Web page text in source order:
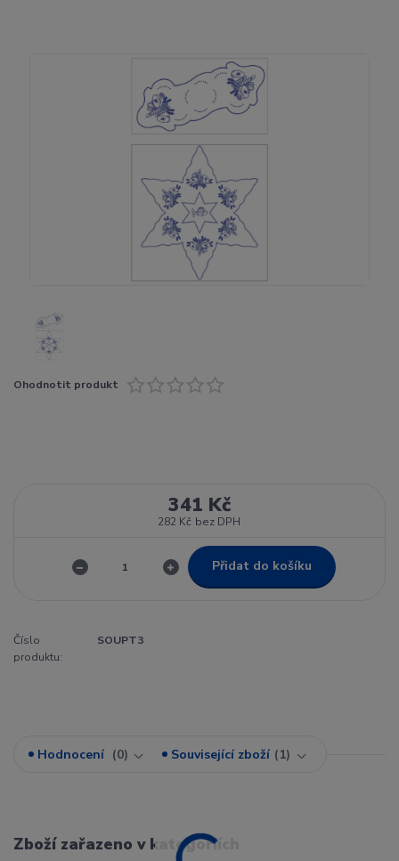
Ohodnotit produkt
341 Kč
282 Kč bez DPH
Přidat do košíku
Číslo
produktu:
SOUPT3
Hodnocení 0 Související zboží 1
Zboží zařazeno v kategoriích